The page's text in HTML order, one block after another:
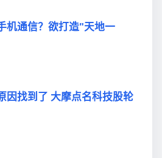
机通信？欲打造"天地一
因找到了 大摩点名科技股轮